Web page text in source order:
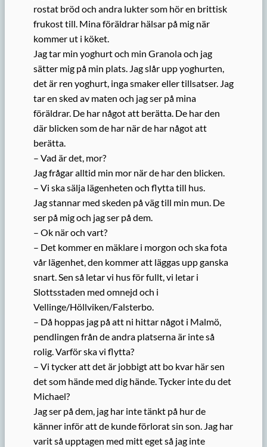
rostat bröd och andra lukter som hör en brittisk
frukost till. Mina föräldrar hälsar på mig när
kommer ut i köket.
Jag tar min yoghurt och min Granola och jag
sätter mig på min plats. Jag slår upp yoghurten,
det är ren yoghurt, inga smaker eller tillsatser. Jag
tar en sked av maten och jag ser på mina
föräldrar. De har något att berätta. De har den
där blicken som de har när de har något att
berätta.
– Vad är det, mor?
Jag frågar alltid min mor när de har den blicken.
– Vi ska sälja lägenheten och flytta till hus.
Jag stannar med skeden på väg till min mun. De
ser på mig och jag ser på dem.
– Ok när och vart?
– Det kommer en mäklare i morgon och ska fota
vår lägenhet, den kommer att läggas upp ganska
snart. Sen så letar vi hus för fullt, vi letar i
Slottsstaden med omnejd och i
Vellinge/Höllviken/Falsterbo.
– Då hoppas jag på att ni hittar något i Malmö,
pendlingen från de andra platserna är inte så
rolig. Varför ska vi flytta?
– Vi tycker att det är jobbigt att bo kvar här sen
det som hände med dig hände. Tycker inte du det
Michael?
Jag ser på dem, jag har inte tänkt på hur de
känner inför att de kunde förlorat sin son. Jag har
varit så upptagen med mitt eget så jag inte